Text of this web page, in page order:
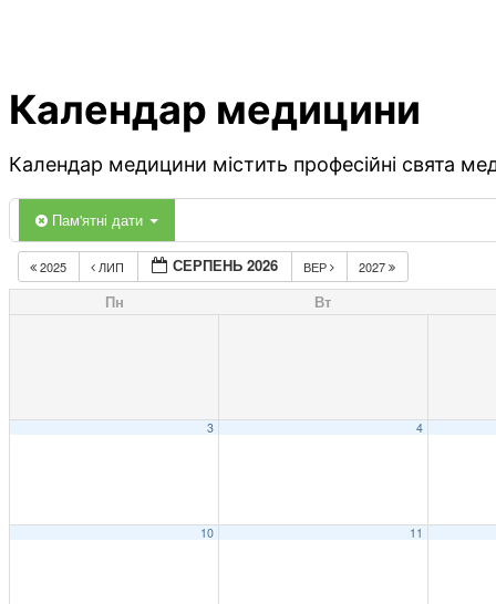
Календар медицини
Календар медицини містить професійні свята
Пам'ятні дати
2025 ЛИП СЕРПЕНЬ 2026 ВЕР 2027
Пн Вт
3 4
10 11